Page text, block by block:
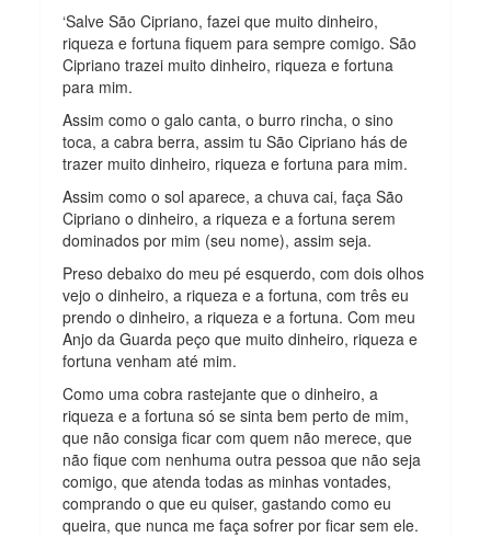
‘Salve São Cipriano, fazei que muito dinheiro,
riqueza e fortuna fiquem para sempre comigo. São
Cipriano trazei muito dinheiro, riqueza e fortuna
para mim.
Assim como o galo canta, o burro rincha, o sino
toca, a cabra berra, assim tu São Cipriano hás de
trazer muito dinheiro, riqueza e fortuna para mim.
Assim como o sol aparece, a chuva cai, faça São
Cipriano o dinheiro, a riqueza e a fortuna serem
dominados por mim (seu nome), assim seja.
Preso debaixo do meu pé esquerdo, com dois olhos
vejo o dinheiro, a riqueza e a fortuna, com três eu
prendo o dinheiro, a riqueza e a fortuna. Com meu
Anjo da Guarda peço que muito dinheiro, riqueza e
fortuna venham até mim.
Como uma cobra rastejante que o dinheiro, a
riqueza e a fortuna só se sinta bem perto de mim,
que não consiga ficar com quem não merece, que
não fique com nenhuma outra pessoa que não seja
comigo, que atenda todas as minhas vontades,
comprando o que eu quiser, gastando como eu
queira, que nunca me faça sofrer por ficar sem ele.